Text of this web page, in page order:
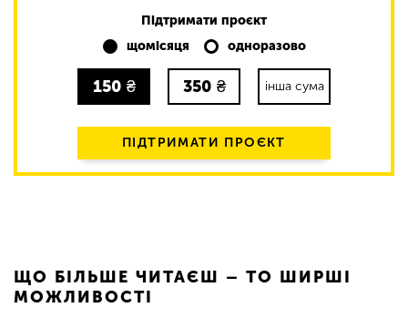
Підтримати проєкт
щомісяця
одноразово
150 ₴ 350 ₴ інша сума
ПІДТРИМАТИ ПРОЄКТ
ЩО БІЛЬШЕ ЧИТАЄШ – ТО ШИРШІ
МОЖЛИВОСТІ